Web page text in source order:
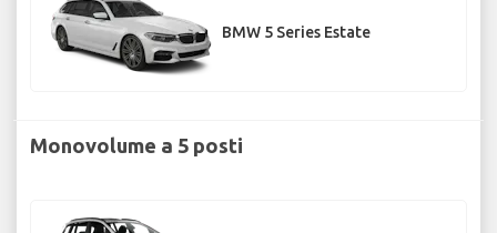
BMW 5 Series Estate
Monovolume a 5 posti